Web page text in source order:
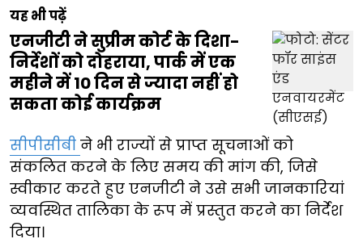
यह भी पढ़ें
एनजीटी ने सुप्रीम कोर्ट के दिशा-
निर्देशों को दोहराया, पार्क में एक
महीने में 10 दिन से ज्यादा नहीं हो
सकता कोई कार्यक्रम
सीपीसीबी ने भी राज्यों से प्राप्त सूचनाओं को
संकलित करने के लिए समय की मांग की, जिसे
स्वीकार करते हुए एनजीटी ने उसे सभी जानकारियां
व्यवस्थित तालिका के रूप में प्रस्तुत करने का निर्देश
दिया।